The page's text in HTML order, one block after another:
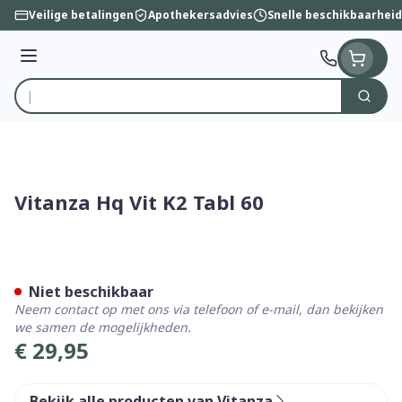
Ga naar de inhoud
Veilige betalingen Apothekersadvies Snelle beschikbaarheid
Menu
Product, merk, categorie...
Zoek
Vitanza Hq Vit K2 Tabl 60
€ 29,95
Niet beschikbaar
Neem contact op met ons via telefoon of e-mail, dan bekijken
we samen de mogelijkheden.